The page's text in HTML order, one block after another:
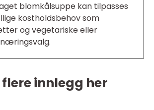
blomkålsuppe kan tilpasses
kostholdsbehov som
og vegetariske eller
flere innlegg her